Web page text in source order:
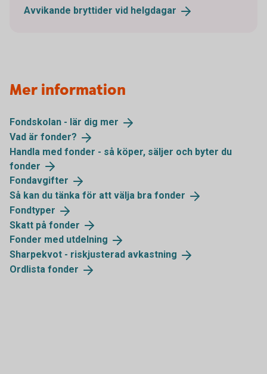
Avvikande bryttider vid helgdagar
Mer information
Fondskolan - lär dig mer
Vad är fonder?
Handla med fonder - så köper, säljer och byter du
fonder
Fondavgifter
Så kan du tänka för att välja bra fonder
Fondtyper
Skatt på fonder
Fonder med utdelning
Sharpekvot - riskjusterad avkastning
Ordlista fonder